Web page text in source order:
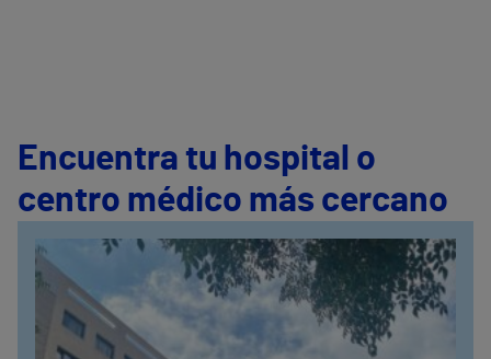
Encuentra tu hospital o
centro médico más cercano